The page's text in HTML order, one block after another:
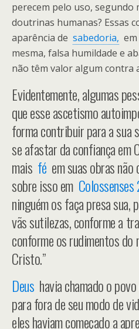
perecem pelo uso, segundo
doutrinas humanas? Essas
aparência de sabedoria,
mesma, falsa humildade e
não têm valor algum contra
Evidentemente, algumas
que esse ascetismo
forma contribuir para a sua
se afastar da confiança em
mais fé em suas obras
sobre isso em
ninguém os faça presa
vãs sutilezas, conforme a
conforme os rudimentos do
Cristo.”
Deus havia chamado o
para fora de seu modo de
eles haviam começado a